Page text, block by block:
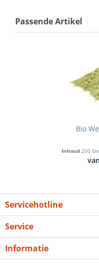
Passende Artikel
Bio
Inhoud 200
Servicehotline
Service
Informatie